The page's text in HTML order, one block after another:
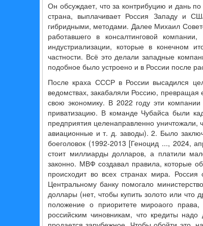
Он обсуждает, что за контрибуцию и дань
страна, выплачивает Россия Западу и
гибридными, методами. Далее Михаил
работавшего в консалтинговой
индустриализации, которые в конечном
частности. Всё это делали западные
подобное было устроено и в России после
После краха СССР в России высадился
ведомствах, закабаляли Россию, превращая
свою экономику. В 2022 году эти
приватизацию. В команде Чубайса были
предприятия целенаправленно
авиационные и т. д. заводы). 2. Было
боеголовок (1992-2013 [Геноцид ..., 2024,
стоит миллиарды долларов, а платили
законно. МВФ создавал правила, которые
происходит во всех странах мира.
Центральному банку помогало
доллары (нет, чтобы купить золото или
положение о приоритете мироаого
российским чиновникам, что кредиты